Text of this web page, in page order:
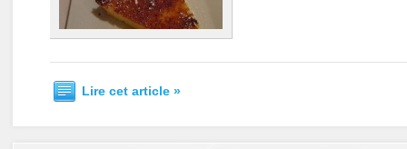
Lire cet article »